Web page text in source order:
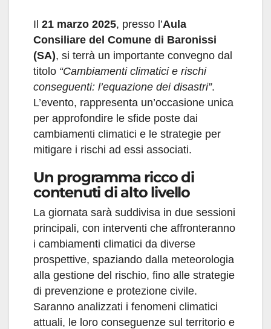
Il 21 marzo 2025, presso l’Aula
Consiliare del Comune di Baronissi
(SA), si terrà un importante convegno dal
titolo “Cambiamenti climatici e rischi
conseguenti: l’equazione dei disastri”.
L’evento, rappresenta un’occasione unica
per approfondire le sfide poste dai
cambiamenti climatici e le strategie per
mitigare i rischi ad essi associati.
Un programma ricco di
contenuti di alto livello
La giornata sarà suddivisa in due sessioni
principali, con interventi che affronteranno
i cambiamenti climatici da diverse
prospettive, spaziando dalla meteorologia
alla gestione del rischio, fino alle strategie
di prevenzione e protezione civile.
Saranno analizzati i fenomeni climatici
attuali, le loro conseguenze sul territorio e